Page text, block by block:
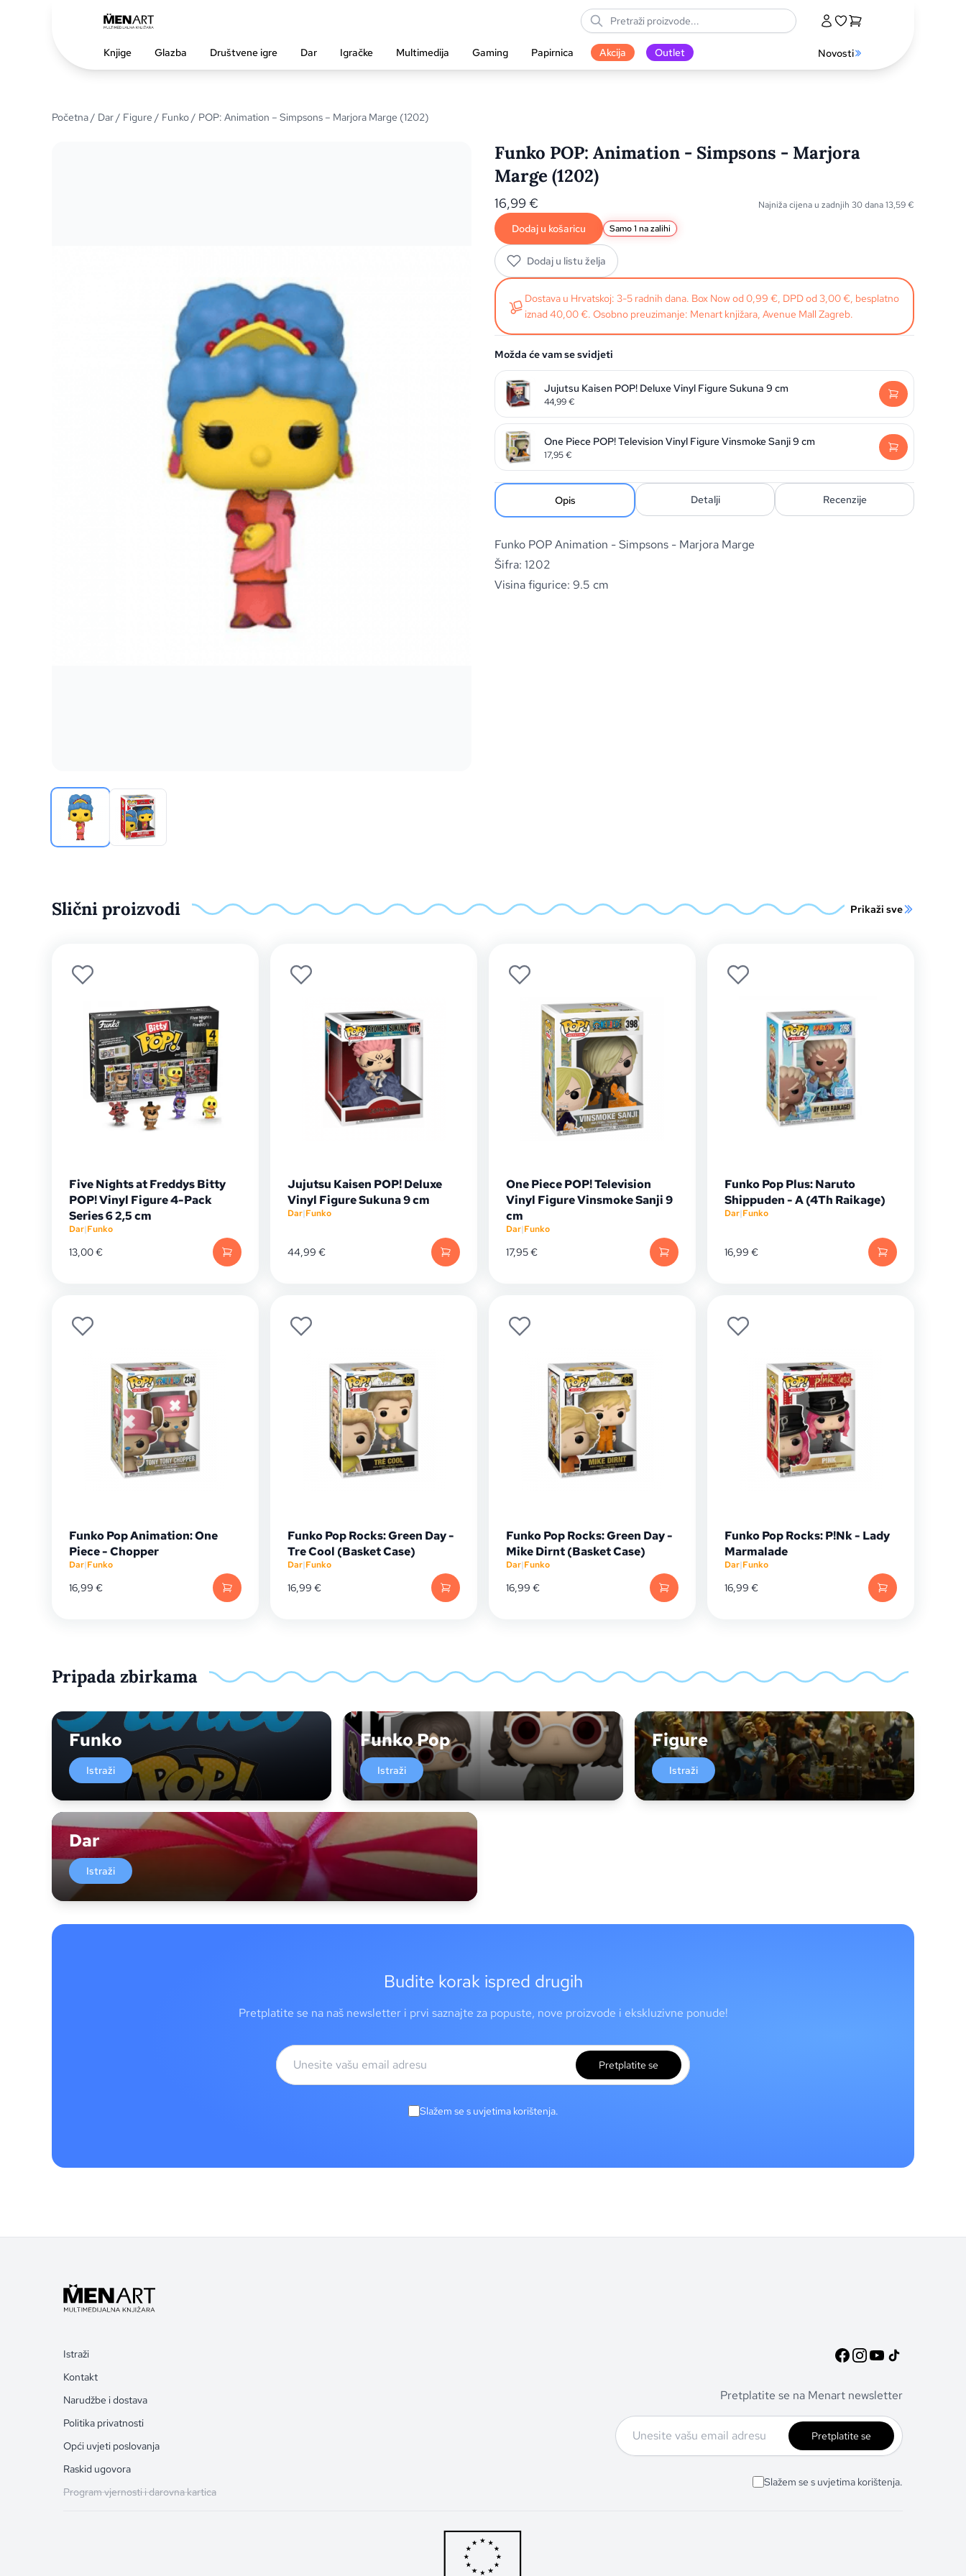
Knjige Glazba Društvene igre Dar Igračke Multimedija Gaming Papirnica Akcija Outlet Novosti
Početna/ Dar/ Figure / Funko/ POP: Animation – Simpsons – Marjora Marge (1202)
Funko POP: Animation - Simpsons - Marjora
Marge (1202)
16,99 € Najniža cijena u zadnjih 30 dana13,59€
Dodaj u košaricu Samo 1 na zalihi
Dodaj u listu želja
Dostava u Hrvatskoj: 3-5 radnih dana. Box Now od 0,99 €, DPD od 3,00 €, besplatno
iznad 40,00 €. Osobno preuzimanje: Menart knjižara, Avenue Mall Zagreb.
Možda će vam se svidjeti
Jujutsu Kaisen POP! Deluxe Vinyl Figure Sukuna 9 cm
44,99€
One Piece POP! Television Vinyl Figure Vinsmoke Sanji 9 cm
17,95€
Opis Detalji Recenzije
Funko POP Animation - Simpsons - Marjora Marge
Šifra: 1202
Visina figurice: 9.5 cm
Slični proizvodi Prikaži sve
Five Nights at Freddys Bitty
POP! Vinyl Figure 4-Pack
Series 6 2,5 cm
Dar|Funko
13,00€
Jujutsu Kaisen POP! Deluxe
Vinyl Figure Sukuna 9 cm
Dar|Funko
44,99 €
One Piece POP! Television
Vinyl Figure Vinsmoke Sanji 9
cm
Dar|Funko
17,95€
Funko Pop Plus: Naruto
Shippuden - A (4Th Raikage)
Dar|Funko
16,99 €
Funko Pop Animation: One
Piece - Chopper
Dar|Funko
16,99 €
Funko Pop Rocks: Green Day -
Tre Cool (Basket Case)
Dar|Funko
16,99 €
Funko Pop Rocks: Green Day -
Mike Dirnt (Basket Case)
Dar|Funko
16,99 €
Funko Pop Rocks: P!Nk - Lady
Marmalade
Dar|Funko
16,99 €
Pripada zbirkama
Funko
Istraži
Funko Pop
Istraži
Figure
Istraži
Dar
Istraži
Budite korak ispred drugih
Pretplatite se na naš newsletter i prvi saznajte za popuste, nove proizvode i ekskluzivne ponude!
Pretplatite se
Slažem se s uvjetima korištenja.
Istraži
Kontakt
Narudžbe i dostava
Politika privatnosti
Opći uvjeti poslovanja
Raskid ugovora
Program vjernosti i darovna kartica
Pretplatite se na Menart newsletter
Pretplatite se
Slažem se s uvjetima korištenja.